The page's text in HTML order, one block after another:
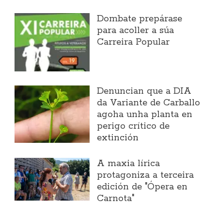
Dombate prepárase
para acoller a súa
Carreira Popular
Denuncian que a DIA
da Variante de Carballo
agoha unha planta en
perigo crítico de
extinción
A maxia lírica
protagoniza a terceira
edición de "Ópera en
Carnota"